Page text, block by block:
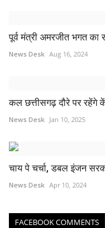
पूर्व मंत्री अमरजीत भगत
News Desk Aug 16, 2024
कल छत्तीसगढ़ दौरे पर रहेंगे
News Desk Jan 10, 2025
चाय पे चर्चा, डबल इंजन
News Desk Apr 10, 2024
FACEBOOK COMMENTS